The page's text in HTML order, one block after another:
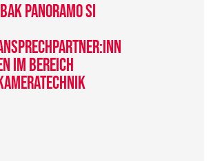
panoramo si
im bereich